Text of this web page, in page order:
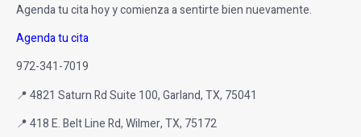
Agenda tu cita hoy y comienza a sentirte bien nuevamente.
Agenda tu cita
972-341-7019
📍 4821 Saturn Rd Suite 100, Garland, TX, 75041
📍 418 E. Belt Line Rd, Wilmer, TX, 75172